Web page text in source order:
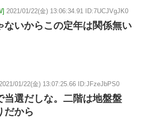
2021/01/22(金) 13:06:34.91 ID:7UCJVgJK0
ないからこの定年は関係無い
01/22(金) 13:07:25.66 ID:JFzeJbPS0
当選だしな。二階は地盤盤
だから